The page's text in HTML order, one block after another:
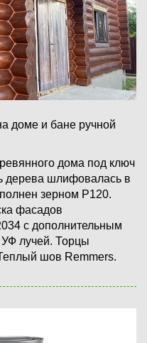
доме и бане ручной
дома под ключ
дерева шлифовалась в
зерном P120.
фасадов
с дополнительным
лучей. Торцы
шов Remmers.